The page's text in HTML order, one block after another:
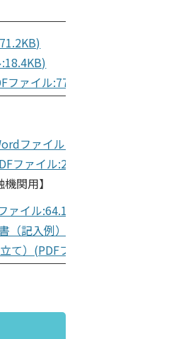
ァイル:77.1KB)
ファイル:66.2KB)
ファイル:228.1KB)
関用】
イル:64.1KB)
記入例）(PDFファイル:260.5KB)
て）(PDFファイル:106.3KB)